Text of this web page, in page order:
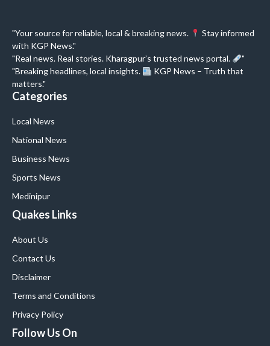
"Your source for reliable, local & breaking news.
Stay informed
with KGP News."
"Real news. Real stories. Kharagpur’s trusted news portal.
"
"Breaking headlines, local insights.
KGP News – Truth that
matters."
Categories
Local News
National News
Business News
Sports News
Medinipur
Quakes Links
About Us
Contact Us
Disclaimer
Terms and Conditions
Privacy Policy
Follow Us On